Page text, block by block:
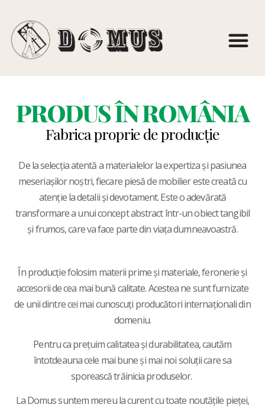
PRODUS ÎN ROMÂNIA
Fabrica proprie de producție
De la selecția atentă a materialelor la expertiza și pasiunea
meseriașilor noștri, fiecare piesă de mobilier este creată cu
atenție la detalii și devotament. Este o adevărată
transformare a unui concept abstract într-un obiect tangibil
și frumos, care va face parte din viața dumneavoastră.
În producție folosim materii prime și materiale, feronerie și
accesorii de cea mai bună calitate. Acestea ne sunt furnizate
de unii dintre cei mai cunoscuți producători internaționali din
domeniu.
Pentru ca prețuim calitatea și durabilitatea, cautăm
întotdeauna cele mai bune și mai noi soluții care sa
sporească trăinicia produselor.
La Domus suntem mereu la curent cu toate noutățile pieței,